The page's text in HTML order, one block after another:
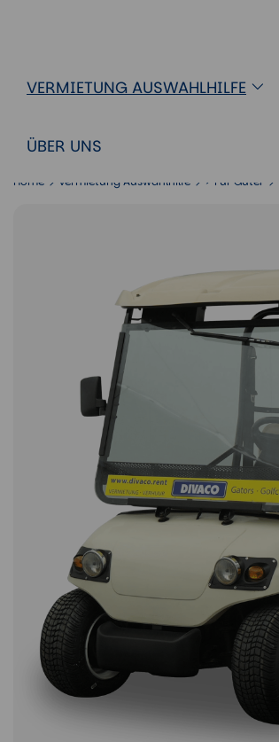
VERMIETUNG AUSWAHLHILFE
ÜBER UNS
Home Vermietung Auswahlhilfe > Für Güter